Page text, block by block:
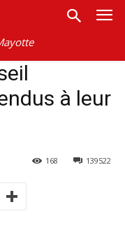
à leur
139522
168